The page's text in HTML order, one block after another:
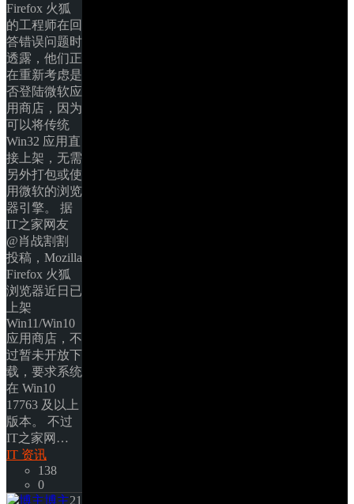
Firefox 火狐
的工程师在回
答错误问题时
透露，他们正
在重新考虑是
否登陆微软应
用商店，因为
可以将传统
Win32 应用直
接上架，无需
另外打包或使
用微软的浏览
器引擎。 据
IT之家网友
@肖战割割
投稿，Mozilla
Firefox 火狐
浏览器近日已
上架
Win11/Win10
应用商店，不
过暂未开放下
载，要求系统
在 Win10
17763 及以上
版本。 不过
IT之家网…
IT 资讯
138
0
博主21